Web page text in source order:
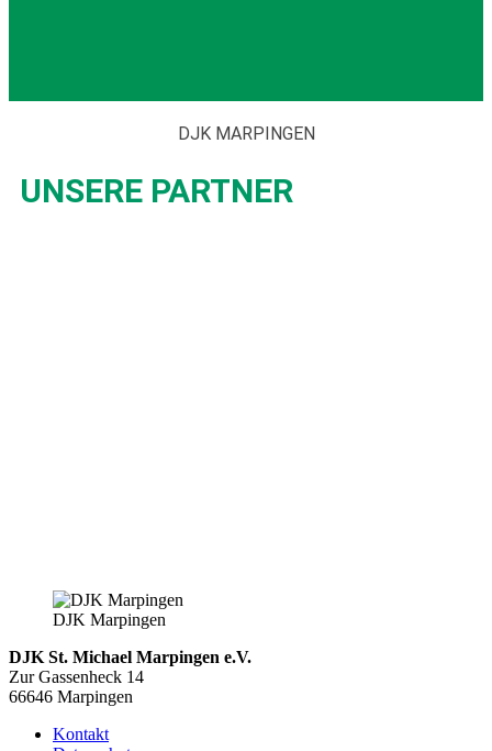
DJK MARPINGEN
UNSERE PARTNER
DJK Marpingen
DJK St. Michael Marpingen e.V.
Zur Gassenheck 14
66646 Marpingen
Kontakt